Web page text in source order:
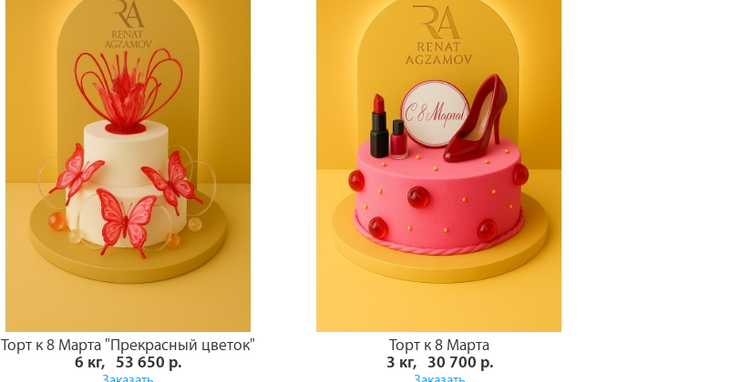
Торт к 8 Марта "Прекрасный цветок"
6 кг, 53 650 р.
Торт к 8 Марта
3 кг, 30 700 р.